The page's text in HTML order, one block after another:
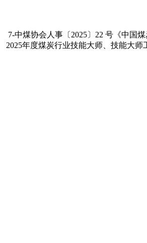
7-中煤协会人事〔2025〕22 号《中国
2025年度煤炭行业技能大师、技能大师